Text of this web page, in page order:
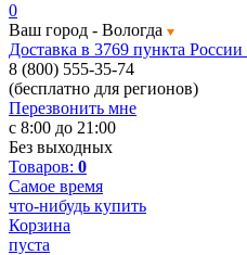
0
Ваш город - Вологда
Доставка в 3769 пункта
8 (800) 555-35-74
(бесплатно для регионов)
Перезвонить мне
с 8:00 до 21:00
Без выходных
Товаров: 0
Самое время
что-нибудь купить
Корзина
пуста